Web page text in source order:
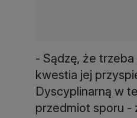
- Sądzę, że
kwestia jej
Dyscyplinarną w
przedmiot sporu -